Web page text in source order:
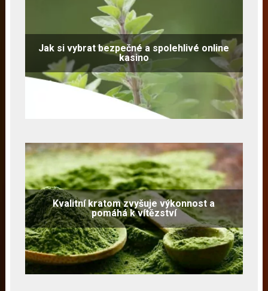
Jak si vybrat bezpečné a spolehlivé online
kasino
Kvalitní kratom zvyšuje výkonnost a
pomáhá k vítězství